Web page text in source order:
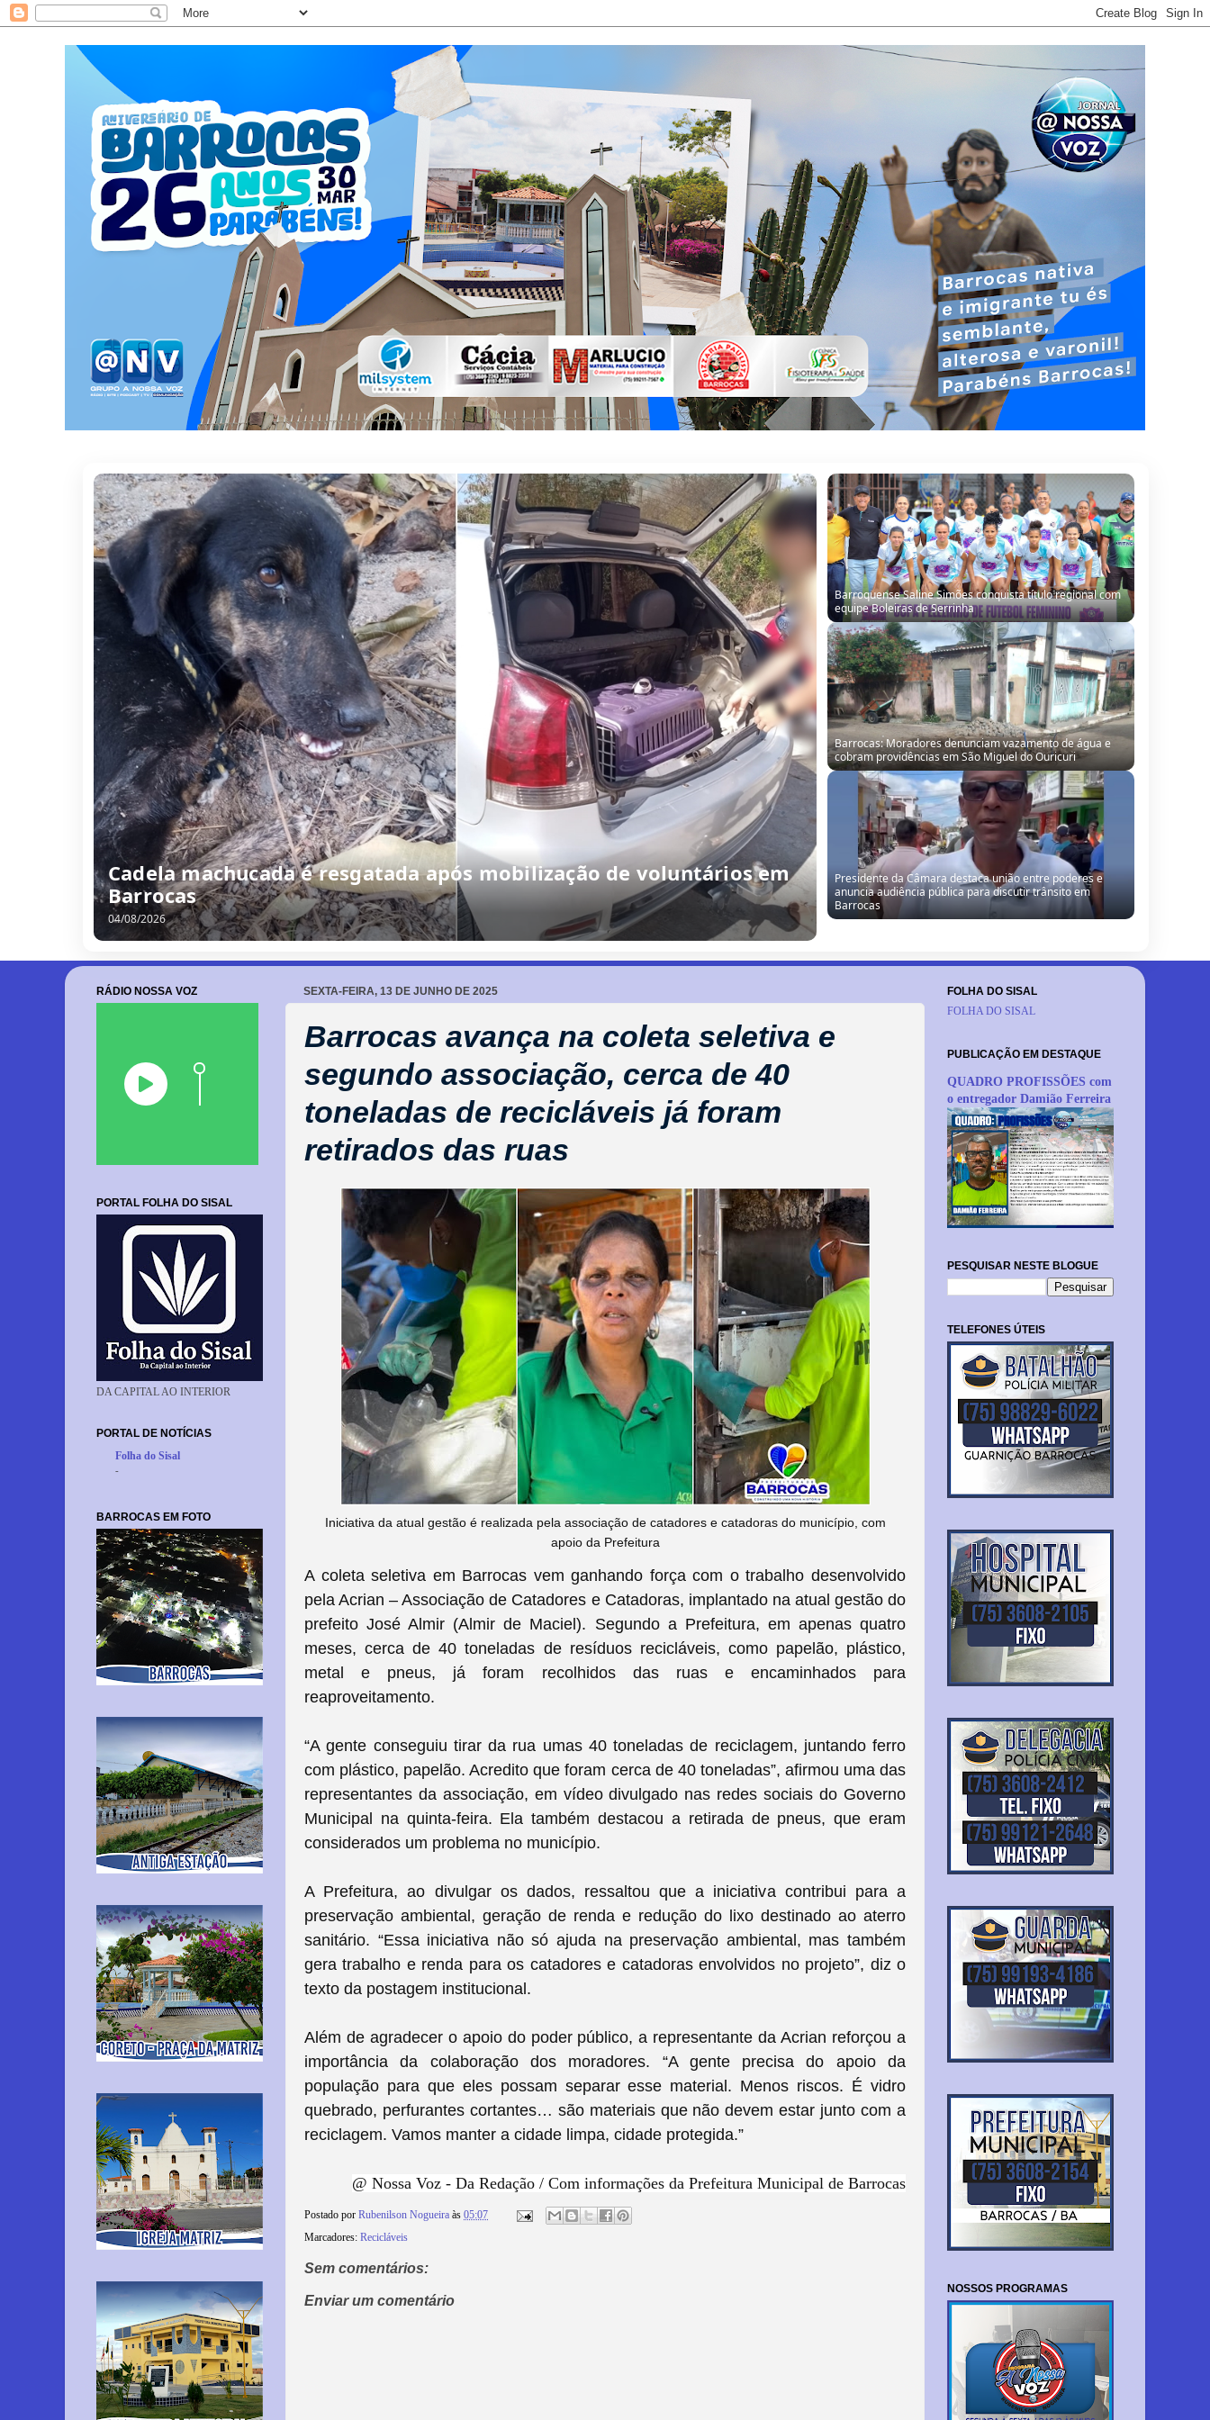
Cadela machucada é resgatada após mobilização de voluntários em
Barrocas
04/08/2026
Barroquense Saline Simões conquista título regional com
equipe Boleiras de Serrinha
Barrocas: Moradores denunciam vazamento de água e
cobram providências em São Miguel do Ouricuri
Presidente da Câmara destaca união entre poderes e
anuncia audiência pública para discutir trânsito em
Barrocas
SEXTA-FEIRA, 13 DE JUNHO DE 2025
Barrocas avança na coleta seletiva e
segundo associação, cerca de 40
toneladas de recicláveis já foram
retirados das ruas
Iniciativa da atual gestão é realizada pela associação de catadores e catadoras do município, com
apoio da Prefeitura
A coleta seletiva em Barrocas vem ganhando força com o trabalho desenvolvido
pela Acrian – Associação de Catadores e Catadoras, implantado na atual gestão do
prefeito José Almir (Almir de Maciel). Segundo a Prefeitura, em apenas quatro
meses, cerca de 40 toneladas de resíduos recicláveis, como papelão, plástico,
metal e pneus, já foram recolhidos das ruas e encaminhados para
reaproveitamento.
“A gente conseguiu tirar da rua umas 40 toneladas de reciclagem, juntando ferro
com plástico, papelão. Acredito que foram cerca de 40 toneladas”, afirmou uma das
representantes da associação, em vídeo divulgado nas redes sociais do Governo
Municipal na quinta-feira. Ela também destacou a retirada de pneus, que eram
considerados um problema no município.
A Prefeitura, ao divulgar os dados, ressaltou que a iniciativa contribui para a
preservação ambiental, geração de renda e redução do lixo destinado ao aterro
sanitário. “Essa iniciativa não só ajuda na preservação ambiental, mas também
gera trabalho e renda para os catadores e catadoras envolvidos no projeto”, diz o
texto da postagem institucional.
Além de agradecer o apoio do poder público, a representante da Acrian reforçou a
importância da colaboração dos moradores. “A gente precisa do apoio da
população para que eles possam separar esse material. Menos riscos. É vidro
quebrado, perfurantes cortantes… são materiais que não devem estar junto com a
reciclagem. Vamos manter a cidade limpa, cidade protegida.”
@ Nossa Voz - Da Redação / Com informações da Prefeitura Municipal de Barrocas
Postado por Rubenilson Nogueira às 05:07
Marcadores: Recicláveis
Sem comentários:
Enviar um comentário
RÁDIO NOSSA VOZ
PORTAL FOLHA DO SISAL
DA CAPITAL AO INTERIOR
PORTAL DE NOTÍCIAS
Folha do Sisal
-
BARROCAS EM FOTO
FOLHA DO SISAL
FOLHA DO SISAL
PUBLICAÇÃO EM DESTAQUE
QUADRO PROFISSÕES com
o entregador Damião Ferreira
PESQUISAR NESTE BLOGUE
TELEFONES ÚTEIS
NOSSOS PROGRAMAS